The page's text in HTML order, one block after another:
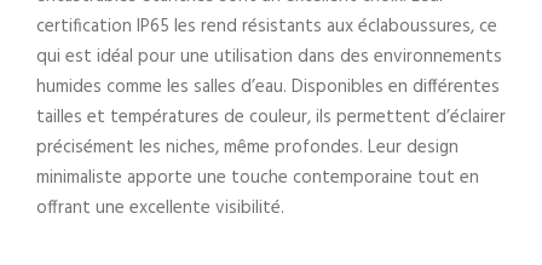
certification IP65 les rend résistants aux éclaboussures, ce
qui est idéal pour une utilisation dans des environnements
humides comme les salles d’eau. Disponibles en différentes
tailles et températures de couleur, ils permettent d’éclairer
précisément les niches, même profondes. Leur design
minimaliste apporte une touche contemporaine tout en
offrant une excellente visibilité.